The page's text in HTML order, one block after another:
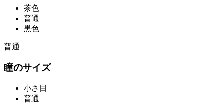
茶色
普通
黒色
普通
瞳のサイズ
小さ目
普通